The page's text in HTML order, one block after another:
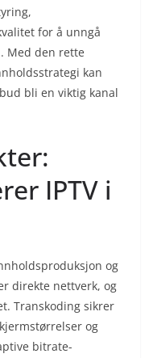
for å unngå
Med den rette
kan
bli en viktig kanal
IPTV i
og
direkte nettverk, og
Transkoding sikrer
og
bitrate-